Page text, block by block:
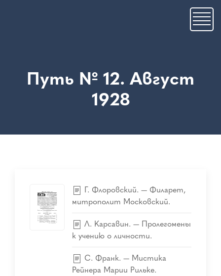
Путь № 12. Август
1928
Г. Флоровский. — Филарет,
митрополит Московский.
Л. Карсавин. — Пролегомены
к учению о личности.
С. Франк. — Мистика
Рейнера Марии Рильке.